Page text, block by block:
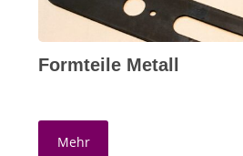
Formteile Metall
Mehr